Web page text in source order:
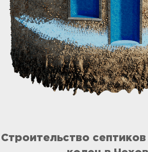
Строительство